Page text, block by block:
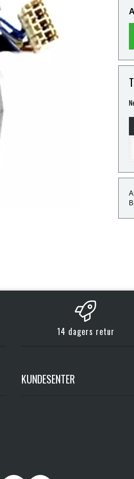
14 dagers retur
KUNDESENTER